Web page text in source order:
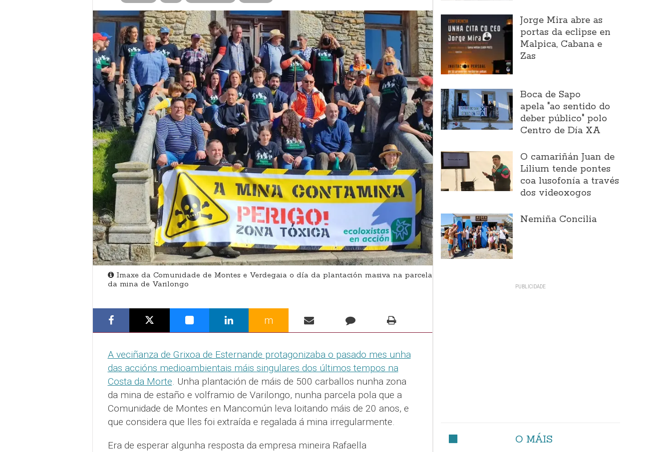
Imaxe da Comunidade de Montes e Verdegaia o día da plantación masiva na parcela
da mina de Varilongo
m
A veciñanza de Grixoa de Esternande protagonizaba o pasado mes unha
das accións medioambientais máis singulares dos últimos tempos na
Costa da Morte. Unha plantación de máis de 500 carballos nunha zona
da mina de estaño e volframio de Varilongo, nunha parcela pola que a
Comunidade de Montes en Mancomún leva loitando máis de 20 anos, e
que considera que lles foi extraída e regalada á mina irregularmente.
Era de esperar algunha resposta da empresa mineira Rafaella
Jorge Mira abre as
portas da eclipse en
Malpica, Cabana e
Zas
Boca de Sapo
apela "ao sentido do
deber público" polo
Centro de Día XA
O camariñán Juan de
Lilium tende pontes
coa lusofonía a través
dos videoxogos
Nemiña Concilia
O MÁIS